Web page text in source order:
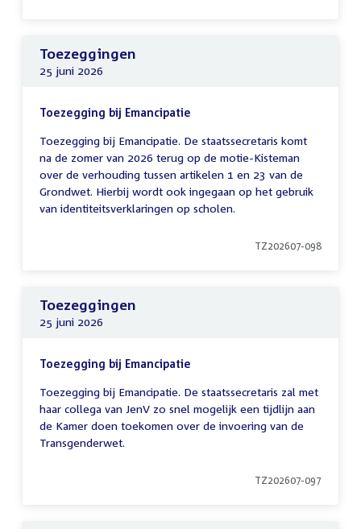
Toezeggingen
25 juni 2026
Toezegging bij Emancipatie
Toezegging bij Emancipatie. De staatssecretaris komt
na de zomer van 2026 terug op de motie-Kisteman
over de verhouding tussen artikelen 1 en 23 van de
Grondwet. Hierbij wordt ook ingegaan op het gebruik
van identiteitsverklaringen op scholen.
TZ202607-098
Toezeggingen
25 juni 2026
Toezegging bij Emancipatie
Toezegging bij Emancipatie. De staatssecretaris zal met
haar collega van JenV zo snel mogelijk een tijdlijn aan
de Kamer doen toekomen over de invoering van de
Transgenderwet.
TZ202607-097